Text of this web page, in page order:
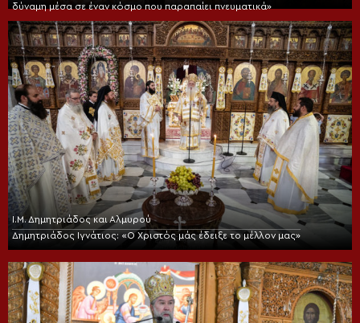
δύναμη μέσα σε έναν κόσμο που παραπαίει πνευματικά»
Ι.Μ. Δημητριάδος και Αλμυρού
Δημητριάδος Ιγνάτιος: «Ο Χριστός μάς έδειξε το μέλλον μας»